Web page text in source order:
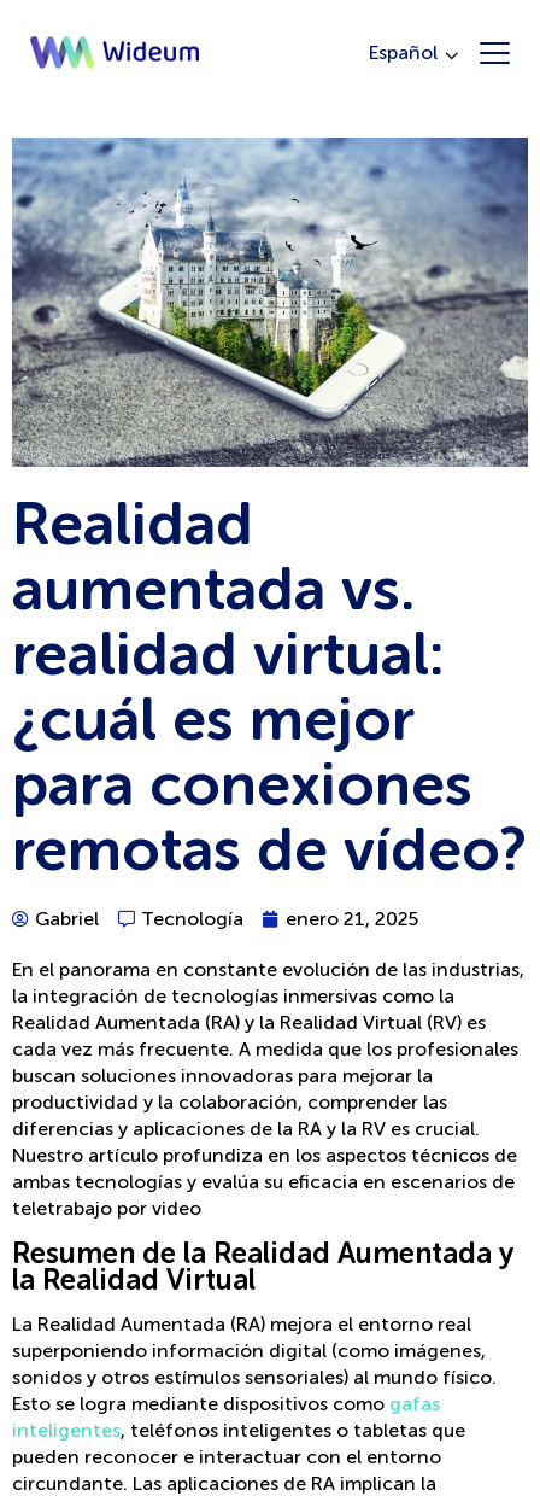
Español
Realidad
aumentada vs.
realidad virtual:
¿cuál es mejor
para conexiones
remotas de vídeo?
Gabriel Tecnología enero 21, 2025
En el panorama en constante evolución de las industrias,
la integración de tecnologías inmersivas como la
Realidad Aumentada (RA) y la Realidad Virtual (RV) es
cada vez más frecuente. A medida que los profesionales
buscan soluciones innovadoras para mejorar la
productividad y la colaboración, comprender las
diferencias y aplicaciones de la RA y la RV es crucial.
Nuestro artículo profundiza en los aspectos técnicos de
ambas tecnologías y evalúa su eficacia en escenarios de
teletrabajo por video
Resumen de la Realidad Aumentada y
la Realidad Virtual
La Realidad Aumentada (RA) mejora el entorno real
superponiendo información digital (como imágenes,
sonidos y otros estímulos sensoriales) al mundo físico.
Esto se logra mediante dispositivos como gafas
inteligentes, teléfonos inteligentes o tabletas que
pueden reconocer e interactuar con el entorno
circundante. Las aplicaciones de RA implican la